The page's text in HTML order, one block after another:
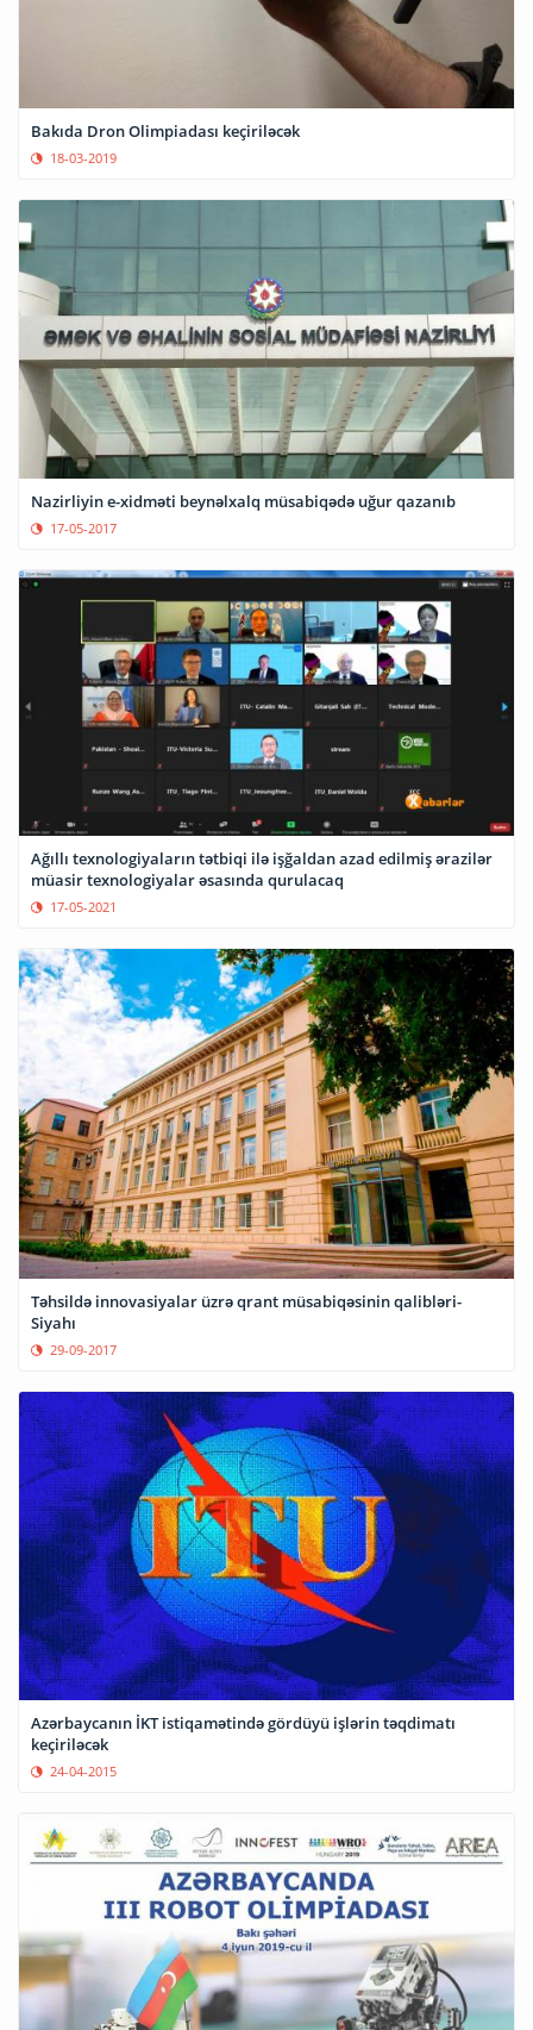
Bakıda Dron Olimpiadası keçiriləcək
18-03-2019
Nazirliyin e-xidməti beynəlxalq müsabiqədə uğur qazanıb
17-05-2017
Ağıllı texnologiyaların tətbiqi ilə işğaldan azad edilmiş ərazilər
müasir texnologiyalar əsasında qurulacaq
17-05-2021
Təhsildə innovasiyalar üzrə qrant müsabiqəsinin qalibləri-
Siyahı
29-09-2017
Azərbaycanın İKT istiqamətində gördüyü işlərin təqdimatı
keçiriləcək
24-04-2015